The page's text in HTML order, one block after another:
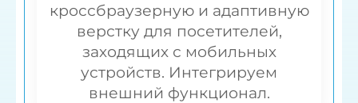
кроссбраузерную и адаптивную
верстку для посетителей,
заходящих с мобильных
устройств. Интегрируем
внешний функционал.